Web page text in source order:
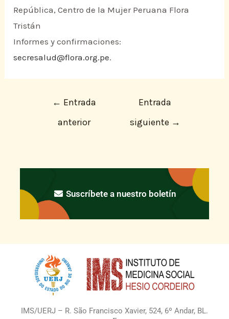
República, Centro de la Mujer Peruana Flora
Tristán
Informes y confirmaciones:
secresalud@flora.org.pe.
← Entrada
anterior
Entrada
siguiente →
Suscríbete a nuestro boletín
IMS/UERJ – R. São Francisco Xavier, 524, 6º Andar, BL.